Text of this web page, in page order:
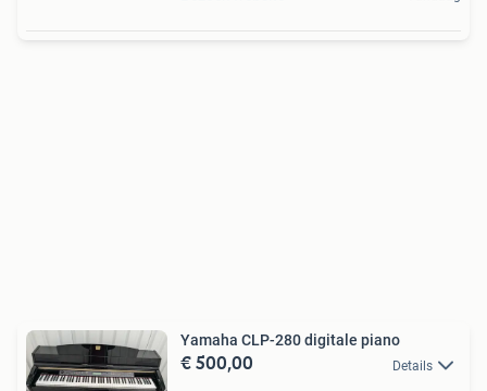
Yamaha CLP-280 digitale piano
€ 500,00 Details